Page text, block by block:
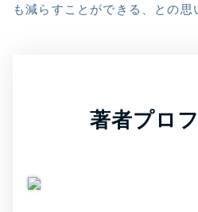
も減らすことができる、との思
著者プロ